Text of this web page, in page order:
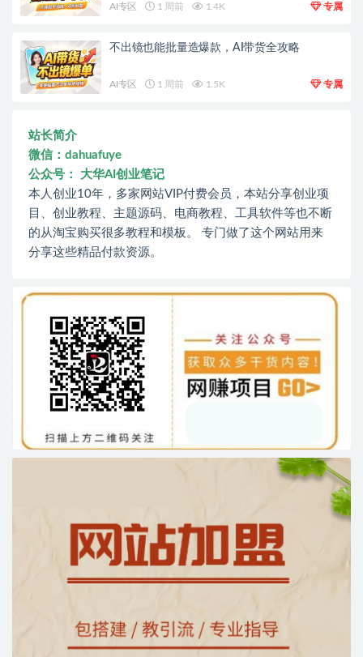
AI专区 1 周前 1.4K 专属
不出镜也能批量造爆款，AI带货全攻略
AI专区 1 周前 1.5K 专属
站长简介
微信：dahuafuye
公众号： 大华AI创业笔记
本人创业10年，多家网站VIP付费会员，本站分享创业项
目、创业教程、主题源码、电商教程、工具软件等也不断
的从淘宝购买很多教程和模板。 专门做了这个网站用来
分享这些精品付款资源。